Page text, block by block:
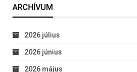
ARCHÍVUM
2026 július
2026 június
2026 május